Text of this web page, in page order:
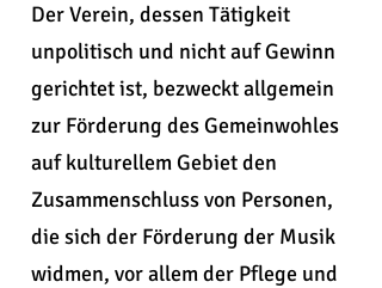
Der Verein, dessen Tätigkeit
unpolitisch und nicht auf Gewinn
gerichtet ist, bezweckt allgemein
zur Förderung des Gemeinwohles
auf kulturellem Gebiet den
Zusammenschluss von Personen,
die sich der Förderung der Musik
widmen, vor allem der Pflege und